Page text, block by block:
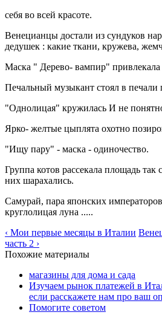
себя во всей красоте.
Венецианцы достали из сундуков
дедушек : какие ткани, кружева,
Маска " Дерево- вампир"
Печальный музыкант стоял в печали
"Однолицая" кружилась И не
Ярко- желтые цыплята охотно
"Ищу пару" - маска - одиночество.
Группа котов рассекала площадь так
них шарахались.
Самурай, пара японских
круглолицая луна .....
‹ Мои первые месяцы в Италии
часть 2 ›
Похожие материалы
магазины для дома и сада
Изучаем рынок платежей в
если расскажете нам про ваш
Помогите советом